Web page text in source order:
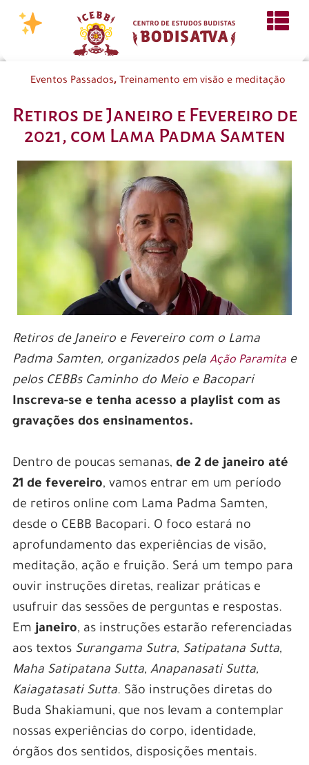
Eventos Passados, Treinamento em visão e meditação
Retiros de Janeiro e Fevereiro de
2021, com Lama Padma Samten
Retiros de Janeiro e Fevereiro com o Lama
Padma Samten, organizados pela Ação Paramitae
pelos CEBBs Caminho do Meio e Bacopari
Inscreva-se e tenha acesso a playlist com as
gravações dos ensinamentos.
Dentro de poucas semanas, de 2 de janeiro até
21 de fevereiro, vamos entrar em um período
de retiros online com Lama Padma Samten,
desde o CEBB Bacopari. O foco estará no
aprofundamento das experiências de visão,
meditação, ação e fruição. Será um tempo para
ouvir instruções diretas, realizar práticas e
usufruir das sessões de perguntas e respostas.
Emjaneiro, as instruções estarão referenciadas
aos textos Surangama Sutra, Satipatana Sutta,
Maha Satipatana Sutta, Anapanasati Sutta,
Kaiagatasati Sutta. São instruções diretas do
Buda Shakiamuni, que nos levam a contemplar
nossas experiências do corpo, identidade,
órgãos dos sentidos, disposições mentais.